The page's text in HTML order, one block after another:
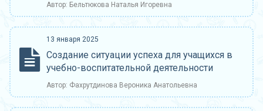
Автор: Бельтюкова Наталья Игоревна
13 января 2025
Создание ситуации успеха для учащихся в
учебно-воспитательной деятельности
Автор: Фахрутдинова Вероника Анатольевна